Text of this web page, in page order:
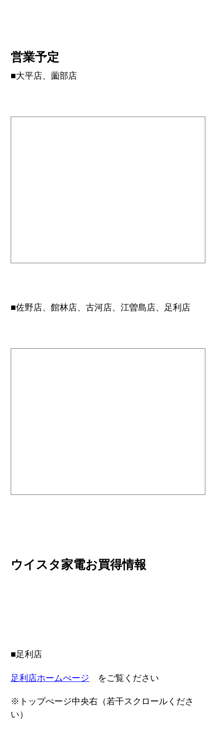
営業予定
■大平店、薗部店
■佐野店、館林店、古河店、江曽島店、足利店
ウイスタ家電お買得情報
■足利店
足利店ホームぺージ をご覧ください
※トップぺージ中央右（若干スクロールくださ
い）